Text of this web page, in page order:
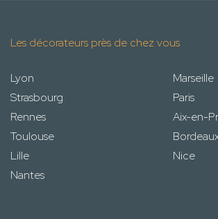
Les décorateurs près de chez vous
Lyon
Marseille
Strasbourg
Paris
Rennes
Aix-en-
Toulouse
Lille
Nice
Nantes